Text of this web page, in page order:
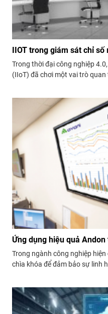
IIOT trong giám sát chỉ
Trong thời đại công nghiệp
(IIoT) đã chơi một vai trò
máy móc. Ứng dụng công
Ứng dụng hiệu quả
Trong ngành công nghiệp
chìa khóa để đảm bảo sự linh
cụ quan trọng được sử dụng